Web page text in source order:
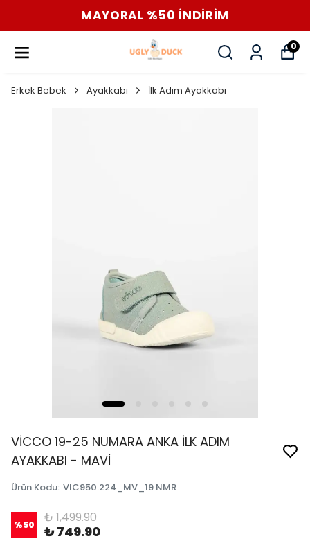
MAYORAL %50 İNDİRİM
0
Erkek Bebek Ayakkabı İlk Adım Ayakkabı
VİCCO 19-25 NUMARA ANKA İLK ADIM
AYAKKABI - MAVİ
Ürün Kodu: VIC950.224_MV_19 NMR
%50 ₺ 1,499.90
₺ 749.90